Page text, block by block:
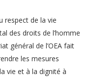
respect de la vie
des droits de l’homme
général de l’OEA fait
les mesures
vie et à la dignité à